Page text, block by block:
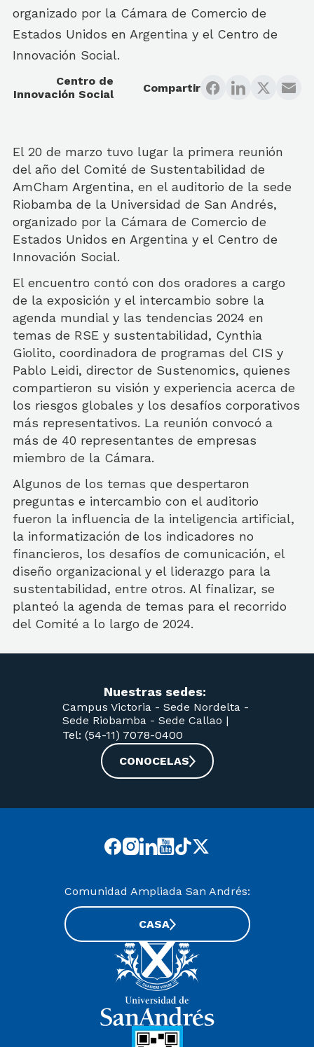
organizado por la Cámara de Comercio de
Estados Unidos en Argentina y el Centro de
Innovación Social.
Centro de
Innovación Social
Compartir
El 20 de marzo tuvo lugar la primera reunión
del año del Comité de Sustentabilidad de
AmCham Argentina, en el auditorio de la sede
Riobamba de la Universidad de San Andrés,
organizado por la Cámara de Comercio de
Estados Unidos en Argentina y el Centro de
Innovación Social.
El encuentro contó con dos oradores a cargo
de la exposición y el intercambio sobre la
agenda mundial y las tendencias 2024 en
temas de RSE y sustentabilidad, Cynthia
Giolito, coordinadora de programas del CIS y
Pablo Leidi, director de Sustenomics, quienes
compartieron su visión y experiencia acerca de
los riesgos globales y los desafíos corporativos
más representativos. La reunión convocó a
más de 40 representantes de empresas
miembro de la Cámara.
Algunos de los temas que despertaron
preguntas e intercambio con el auditorio
fueron la influencia de la inteligencia artificial,
la informatización de los indicadores no
financieros, los desafíos de comunicación, el
diseño organizacional y el liderazgo para la
sustentabilidad, entre otros. Al finalizar, se
planteó la agenda de temas para el recorrido
del Comité a lo largo de 2024.
Nuestras sedes:
Campus Victoria - Sede Nordelta -
Sede Riobamba - Sede Callao |
Tel: (54-11) 7078-0400
CONOCELAS
Comunidad Ampliada San Andrés:
CASA